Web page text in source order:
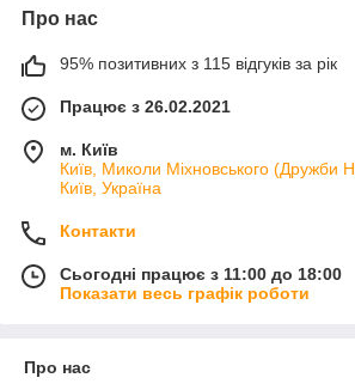
Про нас
95% позитивних з 115 відгуків за рік
Працює з 26.02.2021
м. Київ
Київ, Миколи Міхновського (Дружби
Київ, Україна
Контакти
Сьогодні працює з 11:00 до 18:00
Показати весь графік роботи
Про нас